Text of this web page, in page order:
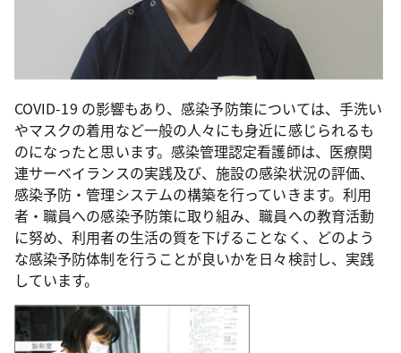
COVID-19 の影響もあり、感染予防策については、手洗い
やマスクの着用など一般の人々にも身近に感じられるも
のになったと思います。感染管理認定看護師は、医療関
連サーベイランスの実践及び、施設の感染状況の評価、
感染予防・管理システムの構築を行っていきます。利用
者・職員への感染予防策に取り組み、職員への教育活動
に努め、利用者の生活の質を下げることなく、どのよう
な感染予防体制を行うことが良いかを日々検討し、実践
しています。